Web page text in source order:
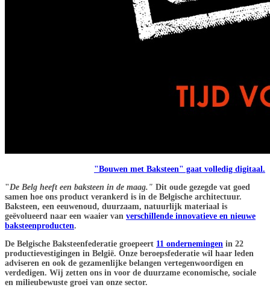
"Bouwen met Baksteen" gaat volledig digitaal.
"De Belg heeft een baksteen in de maag." Dit oude gezegde vat goed
samen hoe ons product verankerd is in de Belgische architectuur.
Baksteen, een eeuwenoud, duurzaam, natuurlijk materiaal is
geëvolueerd naar een waaier van verschillende innovatieve en nieuwe
baksteenproducten.
De Belgische Baksteenfederatie groepeert 11 ondernemingen in 22
productievestigingen in België. Onze beroepsfederatie wil haar leden
adviseren en ook de gezamenlijke belangen vertegenwoordigen en
verdedigen. Wij zetten ons in voor de duurzame economische, sociale
en milieubewuste groei van onze sector.